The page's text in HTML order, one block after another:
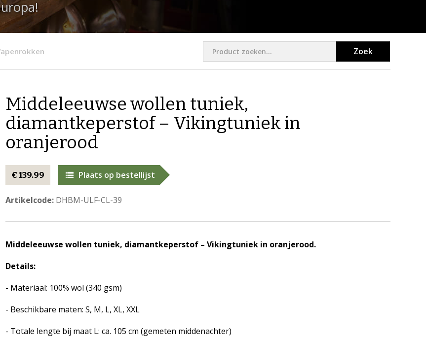
Zoek
Middeleeuwse wollen tuniek,
diamantkeperstof – Vikingtuniek in
oranjerood
€ 139.99 Plaats op bestellijst
Artikelcode:DHBM-ULF-CL-39
Middeleeuwse wollen tuniek, diamantkeperstof – Vikingtuniek in oranjerood.
Details:
- Materiaal: 100% wol (340 gsm)
- Beschikbare maten: S, M, L, XL, XXL
- Totale lengte bij maat L: ca. 105 cm (gemeten middenachter)